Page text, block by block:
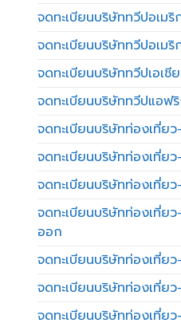
จดทะเบียนบริษัททวีปอเมริ
จดทะเบียนบริษัททวีปอเมริ
จดทะเบียนบริษัททวีปเอเชีย
จดทะเบียนบริษัททวีปแอฟ
จดทะเบียนบริษัทท่องเที่ย
จดทะเบียนบริษัทท่องเที่ย
จดทะเบียนบริษัทท่องเที่ย
จดทะเบียนบริษัทท่องเที่ย
ออก
จดทะเบียนบริษัทท่องเที่ย
จดทะเบียนบริษัทท่องเที่ย
จดทะเบียนบริษัทท่องเที่ย